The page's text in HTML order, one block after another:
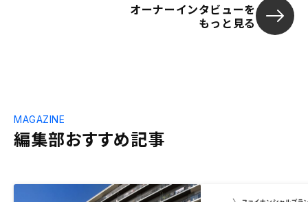
オーナーインタビューを
もっと見る
編集部おすすめ記事
MAGAZINE